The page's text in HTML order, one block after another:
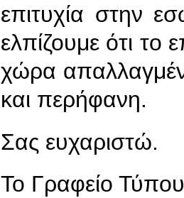
επιτυχία στην
ελπίζουμε ότι το
χώρα
και περήφανη.
Σας ευχαριστώ.
To Γραφείο Τύπου